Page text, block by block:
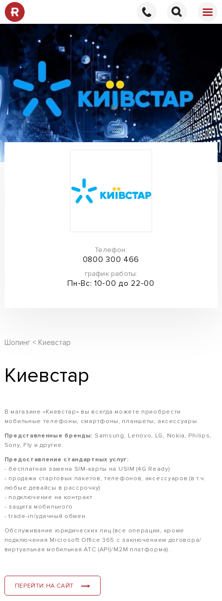
Телефон:
0800 300 466
график работы:
Пн-Вс: 10-00 до 22-00
Шопинг Киевстар
Киевстар
В магазине «Киевстар» вы всегда можете приобрести
мобильные телефоны, смартфоны, планшеты, аксессуары.
Представленные бренды: Samsung, Lenovo, LG, Nokia, Philips,
Sony, Fly и другие.
Предоставление стандартных услуг:
- бесплатная замена SIM-карты на USIM (4G Ready)
- продажа стартовых пакетов, телефонов, аксессуаров (в т.ч.
любые девайсы в рассрочку)
- подключение на контракт
- защита мобильного
- trade-in/удачный обмен
Обслуживание юридических лиц (все операции, кроме
подключения Microsoft Office 365 с заключением договора/
виртуальная мобильная АТС (API)/М2М платформа).
ПЕРЕЙТИ НА САЙТ